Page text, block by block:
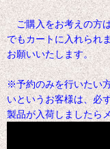
ご購入をお考えの方は
でもカートに入れられ
お願い
※予約のみを行いたい
いというお客様は、必
製品が入荷しましたら